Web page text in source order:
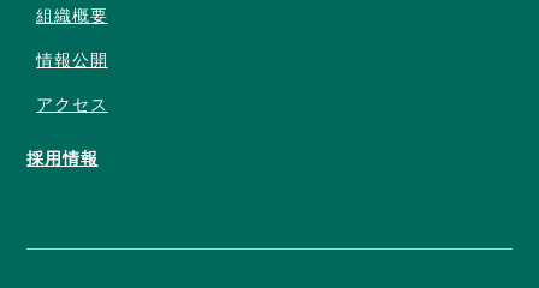
組織概要
情報公開
アクセス
採用情報